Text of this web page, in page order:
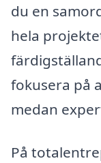
du en
hela
fokusera på
medan
På